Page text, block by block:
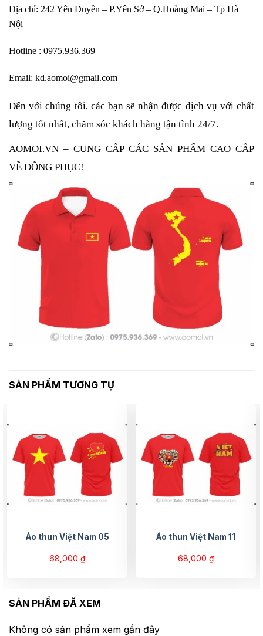
Địa chỉ: 242 Yên Duyên – P.Yên Sở – Q.Hoàng Mai – Tp Hà
Nội
Hotline : 0975.936.369
Email: kd.aomoi@gmail.com
Đến với chúng tôi, các bạn sẽ nhận được dịch vụ với chất
lượng tốt nhất, chăm sóc khách hàng tận tình 24/7.
AOMOI.VN – CUNG CẤP CÁC SẢN PHẨM CAO CẤP
VỀ ĐỒNG PHỤC!
SẢN PHẨM TƯƠNG TỰ
Áo thun Việt Nam 05
68,000 ₫
Áo thun Việt Nam 11
68,000 ₫
SẢN PHẨM ĐÃ XEM
Không có sản phẩm xem gần đây